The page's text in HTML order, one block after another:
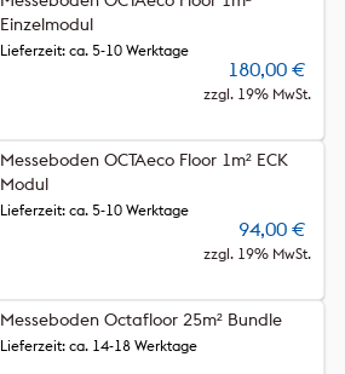
Einzelmodul
180,00 €
zzgl. 19% MwSt.
Lieferzeit: ca. 5-10 Werktage
Messeboden OCTAeco Floor 1m² ECK
Modul
94,00 €
zzgl. 19% MwSt.
Lieferzeit: ca. 5-10 Werktage
Messeboden Octafloor 25m² Bundle
Lieferzeit: ca. 14-18 Werktage